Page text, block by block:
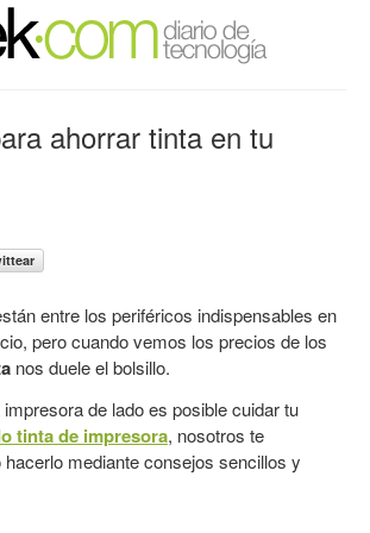
ahorrar tinta en tu
entre los periféricos indispensables en
pero cuando vemos los precios de los
nos duele el bolsillo.
de lado es posible cuidar tu
tinta de impresora, nosotros te
mediante consejos sencillos y